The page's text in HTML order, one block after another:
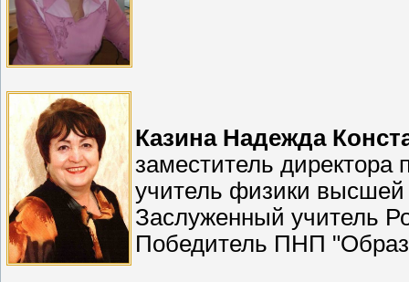
Казина Надежда
заместитель директора
учитель физики высшей
Заслуженный учитель
Победитель ПНП